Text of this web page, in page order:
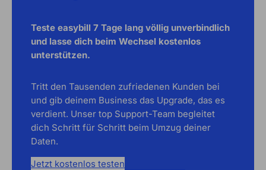
Teste easybill 7 Tage lang völlig unverbindlich
und lasse dich beim Wechsel kostenlos
unterstützen.
Tritt den Tausenden zufriedenen Kunden bei
und gib deinem Business das Upgrade, das es
verdient. Unser top Support-Team begleitet
dich Schritt für Schritt beim Umzug deiner
Daten.
Jetzt kostenlos testen